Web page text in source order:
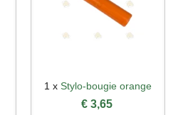
1 x Stylo-bougie orange
€ 3,65